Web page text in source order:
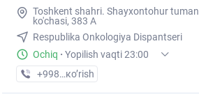
Toshkent shahri. Shayxontohur
ko'chasi, 383 A
Respublika Onkologiya Dispantseri
Ochiq · Yopilish vaqti 23:00
+998 (99) XXX-XX-XX
кo’rish